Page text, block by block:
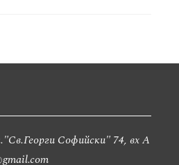
Софийски" 74, вх А